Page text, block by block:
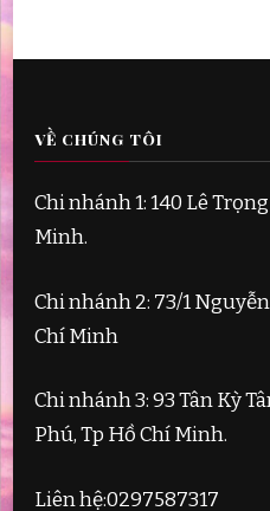
VỀ CHÚNG TÔI
Chi nhánh 1: 140 Lê
Minh.
Chi nhánh 2: 73/1
Chí Minh
Chi nhánh 3: 93 Tân Kỳ
Phú, Tp Hồ Chí Minh.
Liên hệ:0297587317